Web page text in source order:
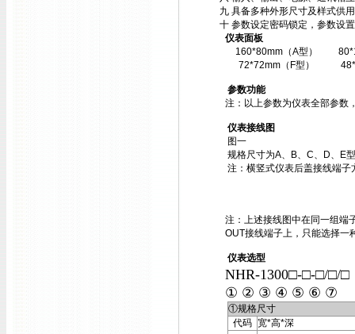
九 具备多种外形尺寸及样式供
十 参数设定密码锁定，参数设
仪表面板
160*80mm（A型）
72*72mm（F型）
参数功能
注：以上参数为仪表全部参数
仪表接线图
图一
规格尺寸为A、B、C、D、E
注：横竖式仪表后盖接线端
注：上述接线图中在同一组端
OUT接线端子上，只能选择一
仪表选型
NHR-1300□-□-□/□/□
① ② ③ ④ ⑤ ⑥ ⑦
①规格尺寸
代码 宽*高*深